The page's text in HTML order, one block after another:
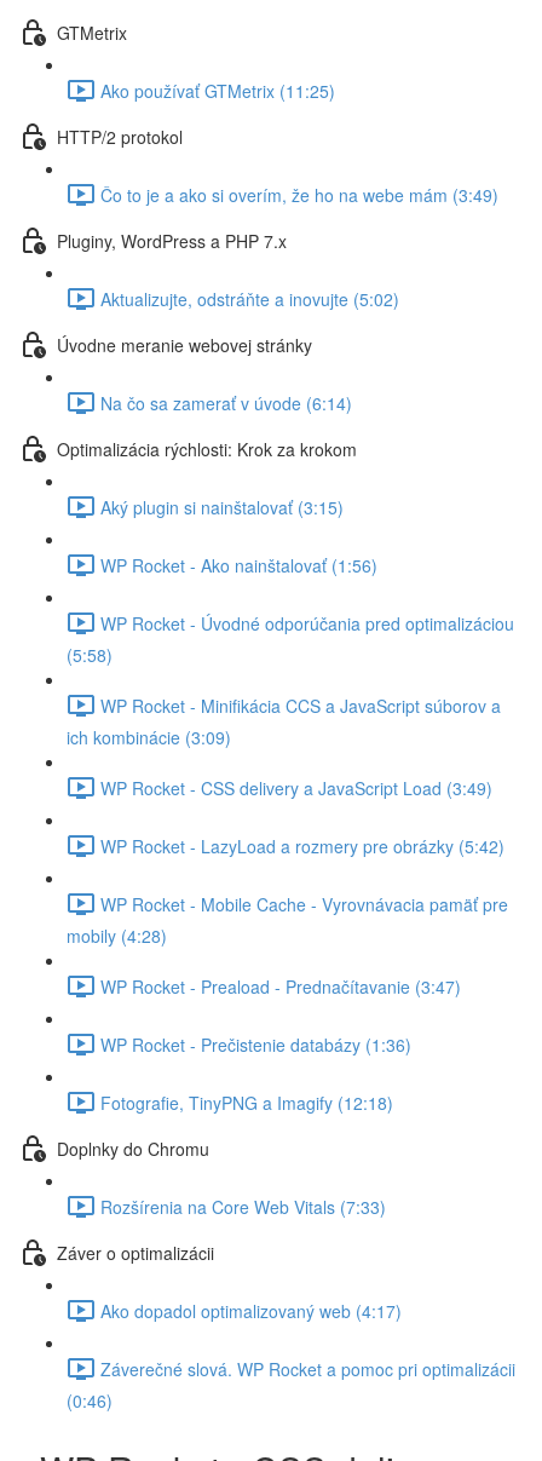
GTMetrix
Ako používať GTMetrix (11:25)
HTTP/2 protokol
Čo to je a ako si overím, že ho na webe mám (3:49)
Pluginy, WordPress a PHP 7.x
Aktualizujte, odstráňte a inovujte (5:02)
Úvodne meranie webovej stránky
Na čo sa zamerať v úvode (6:14)
Optimalizácia rýchlosti: Krok za krokom
Aký plugin si nainštalovať (3:15)
WP Rocket - Ako nainštalovať (1:56)
WP Rocket - Úvodné odporúčania pred optimalizáciou
(5:58)
WP Rocket - Minifikácia CCS a JavaScript súborov a
ich kombinácie (3:09)
WP Rocket - CSS delivery a JavaScript Load (3:49)
WP Rocket - LazyLoad a rozmery pre obrázky (5:42)
WP Rocket - Mobile Cache - Vyrovnávacia pamäť pre
mobily (4:28)
WP Rocket - Preaload - Prednačítavanie (3:47)
WP Rocket - Prečistenie databázy (1:36)
Fotografie, TinyPNG a Imagify (12:18)
Doplnky do Chromu
Rozšírenia na Core Web Vitals (7:33)
Záver o optimalizácii
Ako dopadol optimalizovaný web (4:17)
Záverečné slová. WP Rocket a pomoc pri optimalizácii
(0:46)